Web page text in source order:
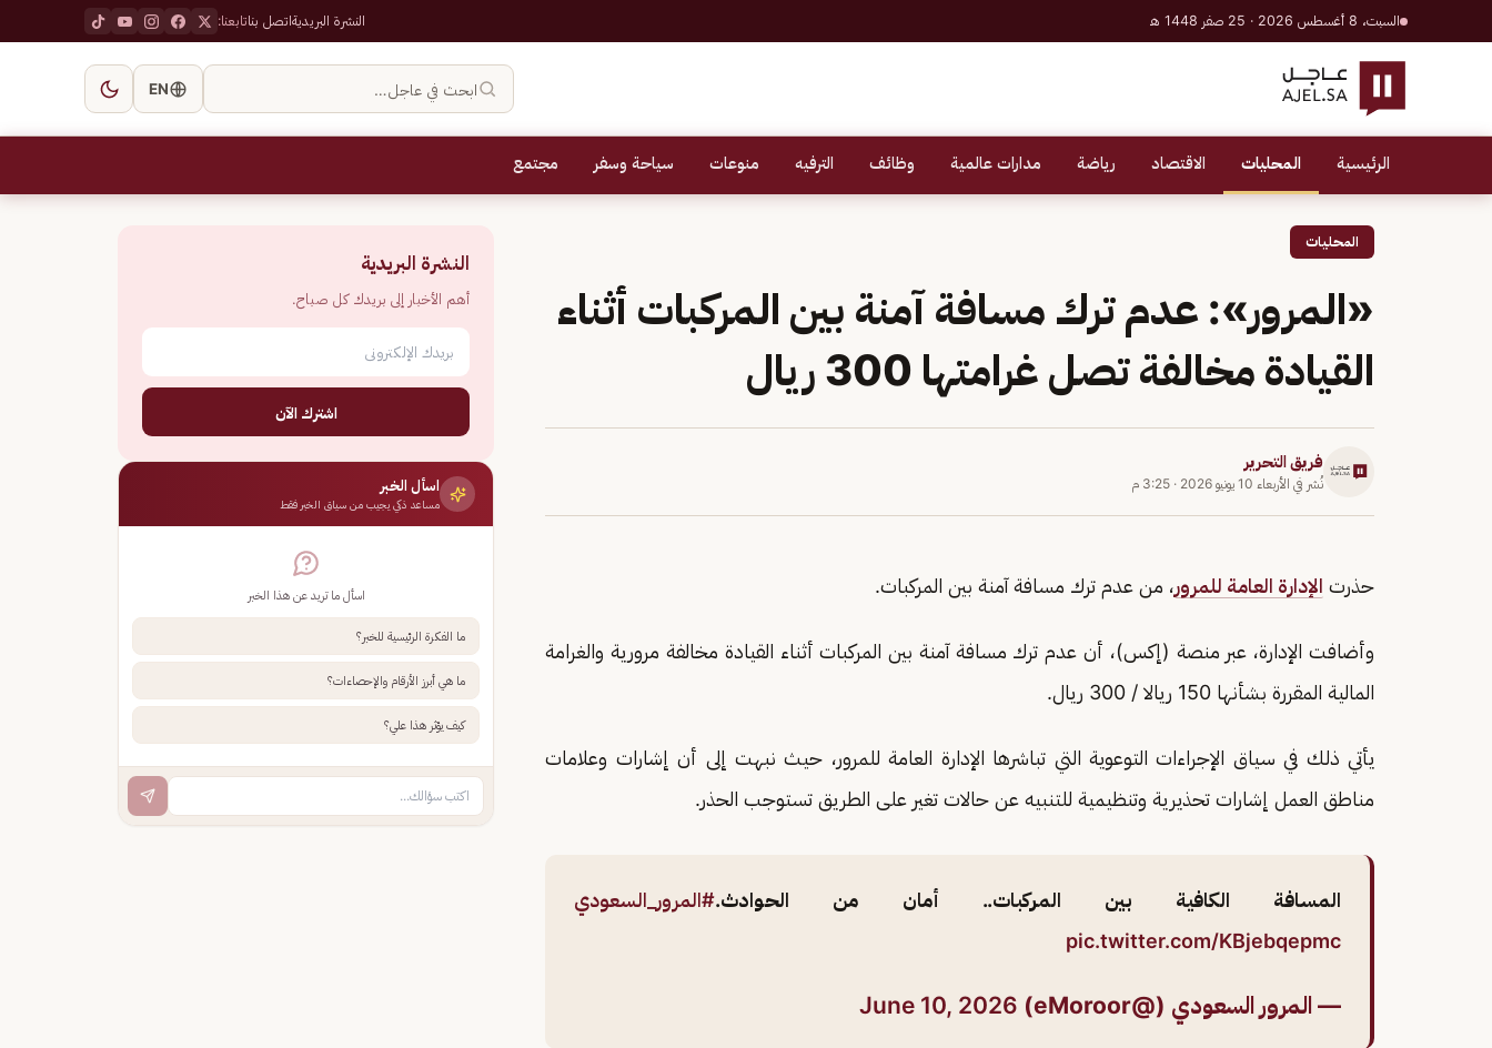
السبت، 8 أغسطس 2026 · 25 صفر 1448 هـ النشرة البريديةاتصل بناتابعنا:
ابحث في عاجل… EN
الرئيسية المحليات الاقتصاد رياضة مدارات عالمية وظائف الترفيه منوعات سياحة وسفر مجتمع
المحليات
«المرور»: عدم ترك مسافة آمنة بين المركبات أثناء
القيادة مخالفة تصل غرامتها 300 ريال
فريق التحرير
نُشر في الأربعاء 10 يونيو 2026 · 3:25 م
حذرت الإدارة العامة للمرور، من عدم ترك مسافة آمنة بين المركبات.
وأضافت الإدارة، عبر منصة (إكس)، أن عدم ترك مسافة آمنة بين المركبات أثناء القيادة مخالفة مرورية والغرامة
المالية المقررة بشأنها 150 ريالا / 300 ريال.
يأتي ذلك في سياق الإجراءات التوعوية التي تباشرها الإدارة العامة للمرور، حيث نبهت إلى أن إشارات وعلامات
مناطق العمل إشارات تحذيرية وتنظيمية للتنبيه عن حالات تغير على الطريق تستوجب الحذر.
المسافة الكافية بين المركبات.. أمان من الحوادث.#المرور_السعودي
pic.twitter.com/KBjebqepmc
— المرور السعودي (@eMoroor) June 10, 2026
النشرة البريدية
أهم الأخبار إلى بريدك كل صباح.
اشترك الآن
اسأل الخبر
مساعد ذكي يجيب من سياق الخبر فقط
اسأل ما تريد عن هذا الخبر
ما الفكرة الرئيسية للخبر؟
ما هي أبرز الأرقام والإحصاءات؟
كيف يؤثر هذا علي؟